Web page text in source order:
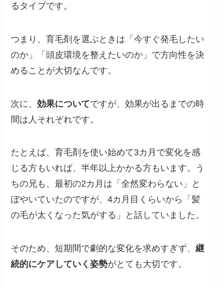
るタイプです。
つまり、育毛剤を選ぶときは「今すぐ発毛したい
のか」「頭皮環境を整えたいのか」で方向性を決
めることが大切なんです。
次に、効果についてですが、効果が出るまでの時
間は人それぞれです。
たとえば、育毛剤を使い始めて3カ月で変化を感
じる方もいれば、半年以上かかる方もいます。う
ちの兄も、最初の2カ月は「全然変わらない」と
ぼやいていたのですが、4カ月目くらいから「髪
の毛が太くなった気がする」と話していました。
そのため、短期間で劇的な変化を求めすぎず、継
続的にケアしていく姿勢がとても大切です。